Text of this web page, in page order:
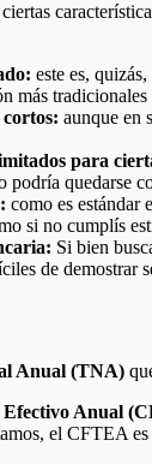
este es,
más
aunque en
para
podría quedarse
como es estándar
si no cumplís
Si bien
de demostrar
Anual (TNA)
Anual
el CFTEA es